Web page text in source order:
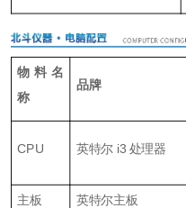
物料名
称
品牌
CPU 英特尔 i3 处理器
主板 英特尔主板